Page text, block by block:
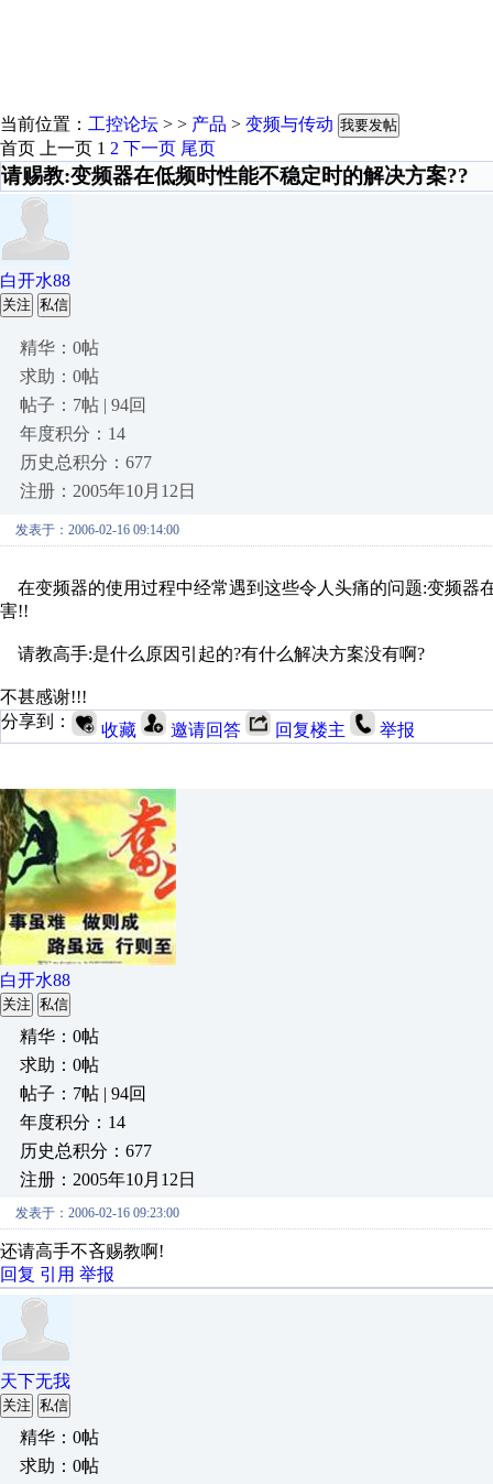
当前位置： 工控论坛 > > 产品 > 变频与传动 我要发帖
首页 上一页 1 2 下一页 尾页
请赐教:变频器在低频时性能不稳定时的解决方案??
白开水88
关注 私信
精华：0帖
求助：0帖
帖子：7帖 | 94回
年度积分：14
历史总积分：677
注册：2005年10月12日
发表于：2006-02-16 09:14:00
在变频器的使用过程中经常遇到这些令人头痛的问题:变频器
害!!
请教高手:是什么原因引起的?有什么解决方案没有啊?
不甚感谢!!!
分享到：
收藏 邀请回答 回复楼主 举报
白开水88
关注 私信
精华：0帖
求助：0帖
帖子：7帖 | 94回
年度积分：14
历史总积分：677
注册：2005年10月12日
发表于：2006-02-16 09:23:00
还请高手不吝赐教啊!
回复 引用 举报
天下无我
关注 私信
精华：0帖
求助：0帖